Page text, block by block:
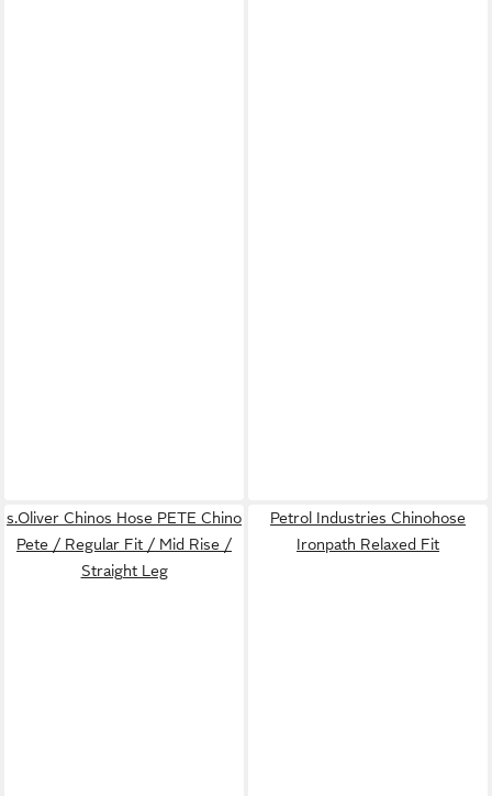
s.Oliver Chinos Hose PETE Chino
Pete / Regular Fit / Mid Rise /
Straight Leg
Petrol Industries Chinohose
Ironpath Relaxed Fit